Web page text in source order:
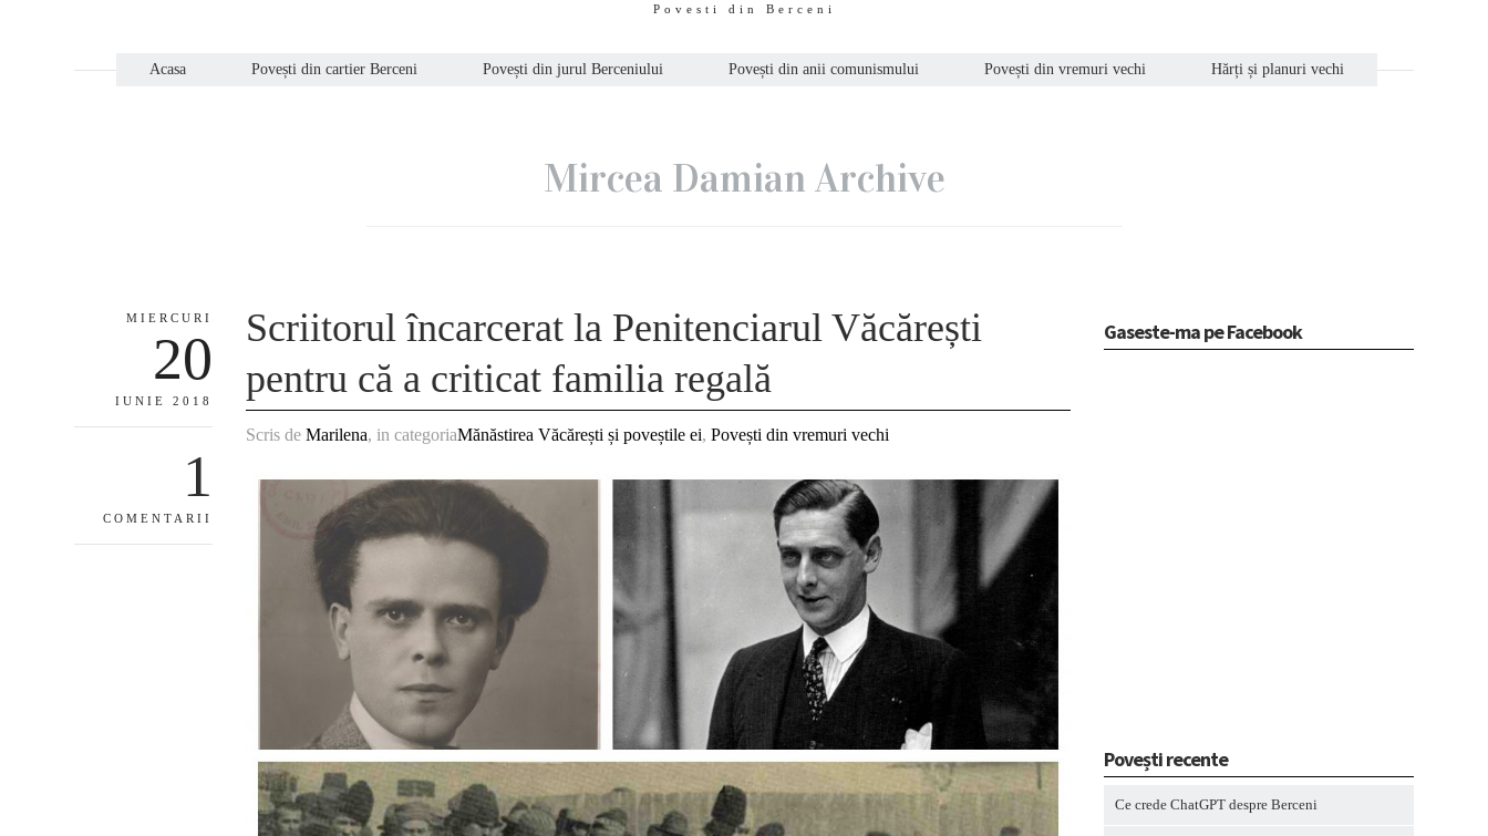
Povesti din Berceni
Acasa Povești din cartier Berceni Povești din jurul Berceniului Povești din anii comunismului Povești din vremuri vechi Hărți și planuri vechi
Mircea Damian Archive
MIERCURI
20
IUNIE 2018
1
COMENTARII
Scriitorul încarcerat la Penitenciarul Văcărești
pentru că a criticat familia regală
Scris deMarilena, in categoriaMănăstirea Văcărești și poveștile ei,Povești din vremuri vechi
Gaseste-ma pe Facebook
Povești recente
Ce crede ChatGPT despre Berceni